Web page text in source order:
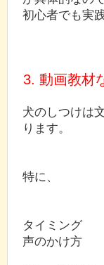
初心者でも実
3. 動画教材
犬のしつけは
ります。
特に、
タイミング
声のかけ方